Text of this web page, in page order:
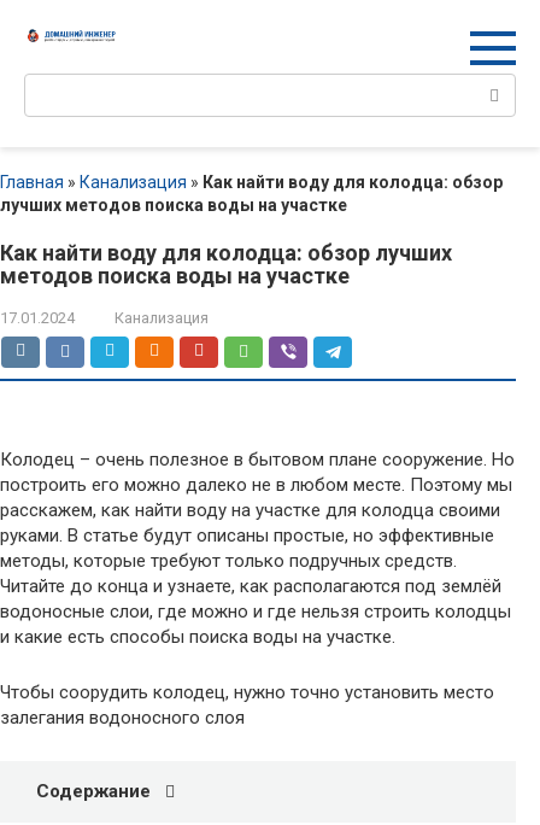
Поиск:
Главная » Канализация » Как найти воду для колодца: обзор
лучших методов поиска воды на участке
Как найти воду для колодца: обзор лучших
методов поиска воды на участке
17.01.2024 Канализация
Колодец – очень полезное в бытовом плане сооружение. Но
построить его можно далеко не в любом месте. Поэтому мы
расскажем, как найти воду на участке для колодца своими
руками. В статье будут описаны простые, но эффективные
методы, которые требуют только подручных средств.
Читайте до конца и узнаете, как располагаются под землёй
водоносные слои, где можно и где нельзя строить колодцы
и какие есть способы поиска воды на участке.
Чтобы соорудить колодец, нужно точно установить место
залегания водоносного слоя
Содержание